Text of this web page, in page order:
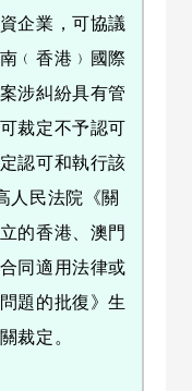
企業，可協議
﹙香港﹚國際
涉糾紛具有管
裁定不予認可
認可和執行該
人民法院《關
的香港、澳門
同適用法律或
題的批復》生
裁定。